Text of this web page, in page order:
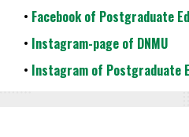
• Facebook of Postgraduate
• Instagram-page of DNMU
• Instagram of Postgraduate